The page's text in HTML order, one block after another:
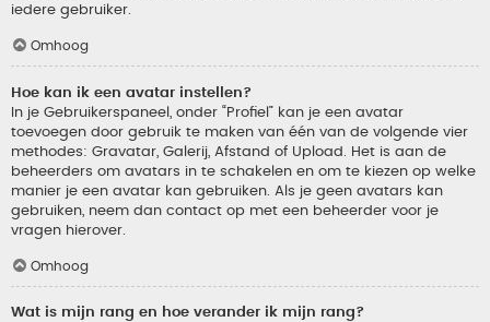
iedere gebruiker.
Omhoog
Hoe kan ik een avatar instellen?
In je Gebruikerspaneel, onder “Profiel” kan je een avatar
toevoegen door gebruik te maken van één van de volgende vier
methodes: Gravatar, Galerij, Afstand of Upload. Het is aan de
beheerders om avatars in te schakelen en om te kiezen op welke
manier je een avatar kan gebruiken. Als je geen avatars kan
gebruiken, neem dan contact op met een beheerder voor je
vragen hierover.
Omhoog
Wat is mijn rang en hoe verander ik mijn rang?